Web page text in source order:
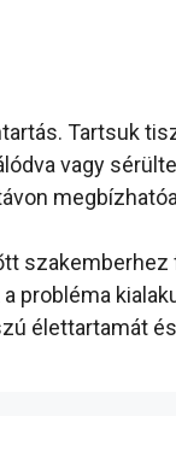
Tartsuk
vagy
szakemberhez
probléma
élettartamát